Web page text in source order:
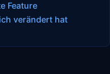
Feature
verändert hat